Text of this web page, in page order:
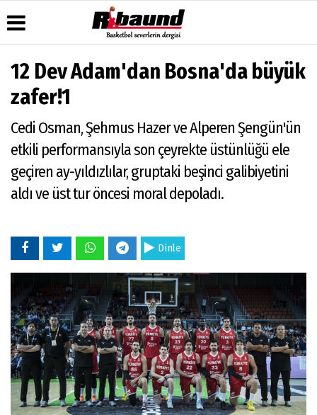
Üye Paneli
Haber
Arşivi
Manşetleri
Anketler
Biyografiler
Video
Galeri
Foto
Galeri
Çerez
Politikası
Gizlilik
İlkeleri
12 Dev Adam'dan Bosna'da büyük
zafer!1
Cedi Osman, Şehmus Hazer ve Alperen Şengün'ün
etkili performansıyla son çeyrekte üstünlüğü ele
geçiren ay-yıldızlılar, gruptaki beşinci galibiyetini
aldı ve üst tur öncesi moral depoladı.
Dinle